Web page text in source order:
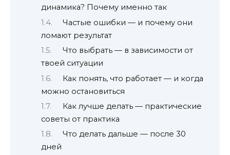
динамика? Почему именно так
Частые ошибки — и почему они
ломают результат
Что выбрать — в зависимости от
твоей ситуации
Как понять, что работает — и когда
можно остановиться
Как лучше делать — практические
советы от практика
Что делать дальше — после 30
дней